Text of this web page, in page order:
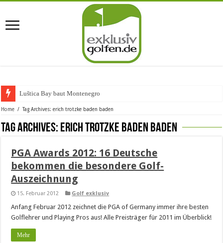
Luštica Bay baut Montenegros e
Home / Tag Archives: erich trotzke baden baden
Tag Archives: erich trotzke baden baden
PGA Awards 2012: 16 Deutsche
bekommen die besondere Golf-
Auszeichnung
15. Februar 2012 Golf exklusiv
Anfang Februar 2012 zeichnet die PGA of Germany immer ihre besten
Golflehrer und Playing Pros aus! Alle Preisträger für 2011 im Überblick!
Mehr